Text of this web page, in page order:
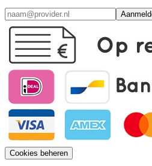
Cookies beheren